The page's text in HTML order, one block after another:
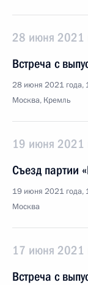
28 июня 2021
Встреча с
28 июня 2021 года,
Москва, Кремль
19 июня 2021
Съезд партии
19 июня 2021 года,
Москва
17 июня 2021
Встреча с